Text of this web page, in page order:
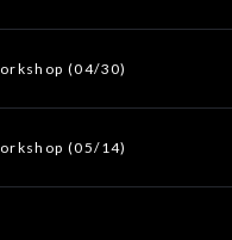
(04/30)
(05/14)